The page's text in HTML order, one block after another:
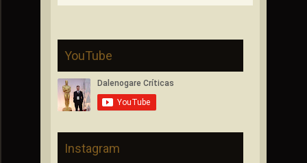
YouTube
Instagram